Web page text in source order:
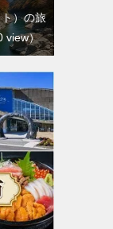
）の旅
view）